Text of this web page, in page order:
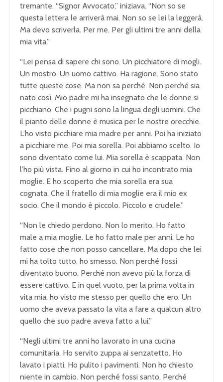
tremante. “Signor Avvocato,” iniziava. “Non so se
questa lettera le arriverà mai. Non so se lei la leggerà.
Ma devo scriverla. Per me. Per gli ultimi tre anni della
mia vita.”
“Lei pensa di sapere chi sono. Un picchiatore di mogli.
Un mostro. Un uomo cattivo. Ha ragione. Sono stato
tutte queste cose. Ma non sa perché. Non perché sia
nato così. Mio padre mi ha insegnato che le donne si
picchiano. Che i pugni sono la lingua degli uomini. Che
il pianto delle donne è musica per le nostre orecchie.
L’ho visto picchiare mia madre per anni. Poi ha iniziato
a picchiare me. Poi mia sorella. Poi abbiamo scelto. Io
sono diventato come lui. Mia sorella è scappata. Non
l’ho più vista. Fino al giorno in cui ho incontrato mia
moglie. E ho scoperto che mia sorella era sua
cognata. Che il fratello di mia moglie era il mio ex
socio. Che il mondo è piccolo. Piccolo e crudele.”
“Non le chiedo perdono. Non lo merito. Ho fatto
male a mia moglie. Le ho fatto male per anni. Le ho
fatto cose che non posso cancellare. Ma dopo che lei
mi ha tolto tutto, ho smesso. Non perché fossi
diventato buono. Perché non avevo più la forza di
essere cattivo. E in quel vuoto, per la prima volta in
vita mia, ho visto me stesso per quello che ero. Un
uomo che aveva passato la vita a fare a qualcun altro
quello che suo padre aveva fatto a lui.”
“Negli ultimi tre anni ho lavorato in una cucina
comunitaria. Ho servito zuppa ai senzatetto. Ho
lavato i piatti. Ho pulito i pavimenti. Non ho chiesto
niente in cambio. Non perché fossi santo. Perché